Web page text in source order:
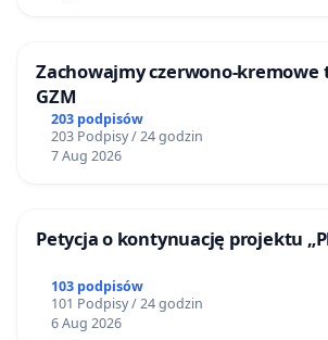
Zachowajmy czerwono-kremowe
GZM
203 podpisów
203 Podpisy / 24 godzin
7 Aug 2026
Petycja o kontynuację projektu
103 podpisów
101 Podpisy / 24 godzin
6 Aug 2026